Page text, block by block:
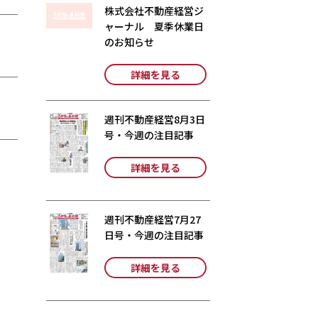
株式会社不動産経営ジ
ャーナル 夏季休業日
のお知らせ
詳細を見る
週刊不動産経営8月3日
号・今週の注目記事
詳細を見る
週刊不動産経営7月27
日号・今週の注目記事
詳細を見る